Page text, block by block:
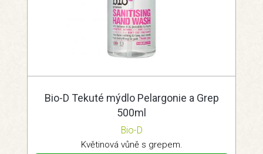
Bio-D Tekuté mýdlo Pelargonie a Grep
500ml
Bio-D
Květinová vůně s grepem.